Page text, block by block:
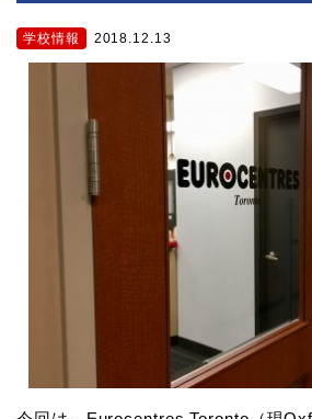
学校情報 2018.12.13